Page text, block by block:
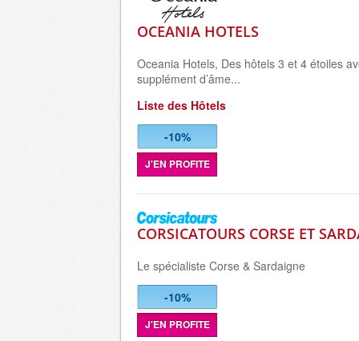
OCEANIA HOTELS
Oceania Hotels, Des hôtels 3 et 4 étoiles
supplément d’âme...
Liste des Hôtels
-10%
J'EN PROFITE
CORSICATOURS CORSE ET
Le spécialiste Corse & Sardaigne
-10%
J'EN PROFITE